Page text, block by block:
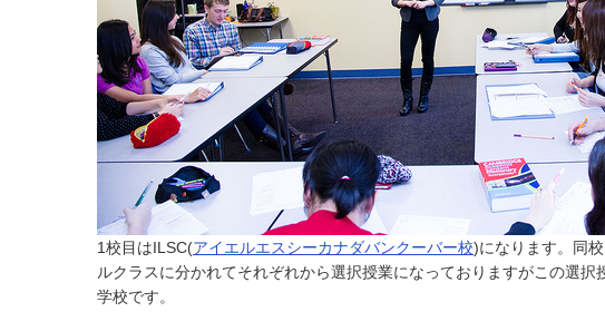
1校目はILSC(アイエルエスシーカナダバンクーバー校)になります。同
ルクラスに分かれてそれぞれから選択授業になっておりますがこの選
学校です。